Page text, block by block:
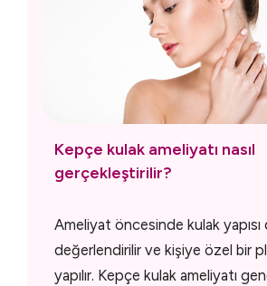
Kepçe kulak ameliyatı nasıl
gerçekleştirilir?
Ameliyat öncesinde kulak yapısı
değerlendirilir ve kişiye özel bir
yapılır. Kepçe kulak ameliyatı